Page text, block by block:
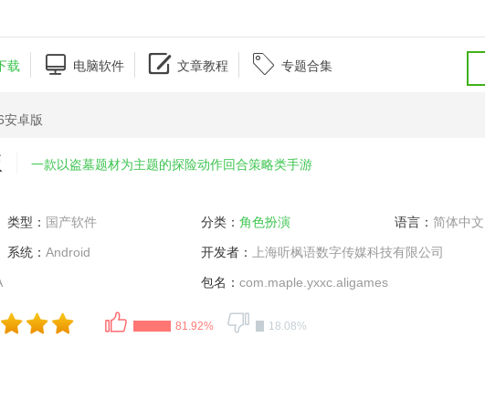
载  电脑软件  文章教程  专题合集
安卓版
一款以盗墓题材为主题的探险动作回合策略类手游
类型： 国产软件 分类： 角色扮演 语言： 简体中文
系统： Android 开发者： 上海听枫语数字传媒科技有限公司
包名： com.maple.yxxc.aligames
81.92% 18.08%